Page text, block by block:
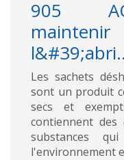
905
Les sachets
sont un produit
secs et
contiennent des
substances
l'environnement